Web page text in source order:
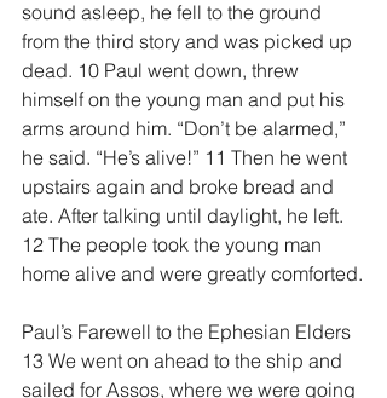
sound asleep, he fell to the ground
from the third story and was picked up
dead. 10 Paul went down, threw
himself on the young man and put his
arms around him. “Don’t be alarmed,”
he said. “He’s alive!” 11 Then he went
upstairs again and broke bread and
ate. After talking until daylight, he left.
12 The people took the young man
home alive and were greatly comforted.
Paul’s Farewell to the Ephesian Elders
13 We went on ahead to the ship and
sailed for Assos, where we were going